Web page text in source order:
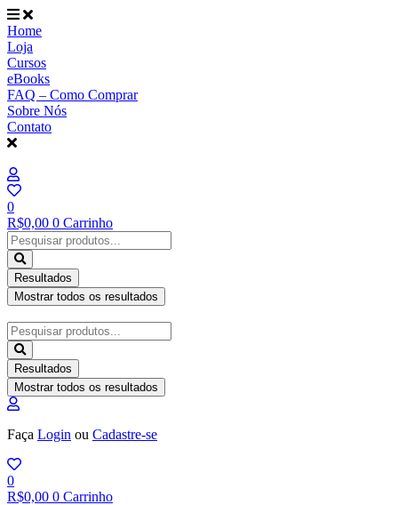
Ir
para
o
conteúdo
Home
Loja
Cursos
eBooks
FAQ – Como Comprar
Sobre Nós
Contato
0
R$0,00 0 Carrinho
Pesquisar
...
Resultados
Mostrar todos os resultados
Pesquisar
...
Resultados
Mostrar todos os resultados
Faça Login ou Cadastre-se
0
R$0,00 0 Carrinho